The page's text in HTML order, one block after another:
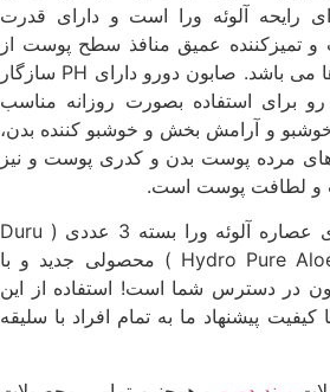
آلوئه ورا است و دارای قدرت
تمیزکننده عمیق منافذ سطح پوست از
تمامی چربی ها و کثیفی ها می باشد. صابون دورو دارای PH سازگار
برای استفاده بصورت روزانه مناسب
و آرامش بخش و خوشبو کننده بدن،
مرده پوست بدن و کدری پوست و نیز
و لطافت پوست است.
صابون آبرسان دورو حاوی عصاره آلوئه ورا بسته 3 عددی ( Duru
Hydro Pure Aloe vera 3 Pieces Soap ) محصولی جدید و با
در دسترس شما است! استفاده از این
پیشنهاد ما به تمام افراد با سلیقه